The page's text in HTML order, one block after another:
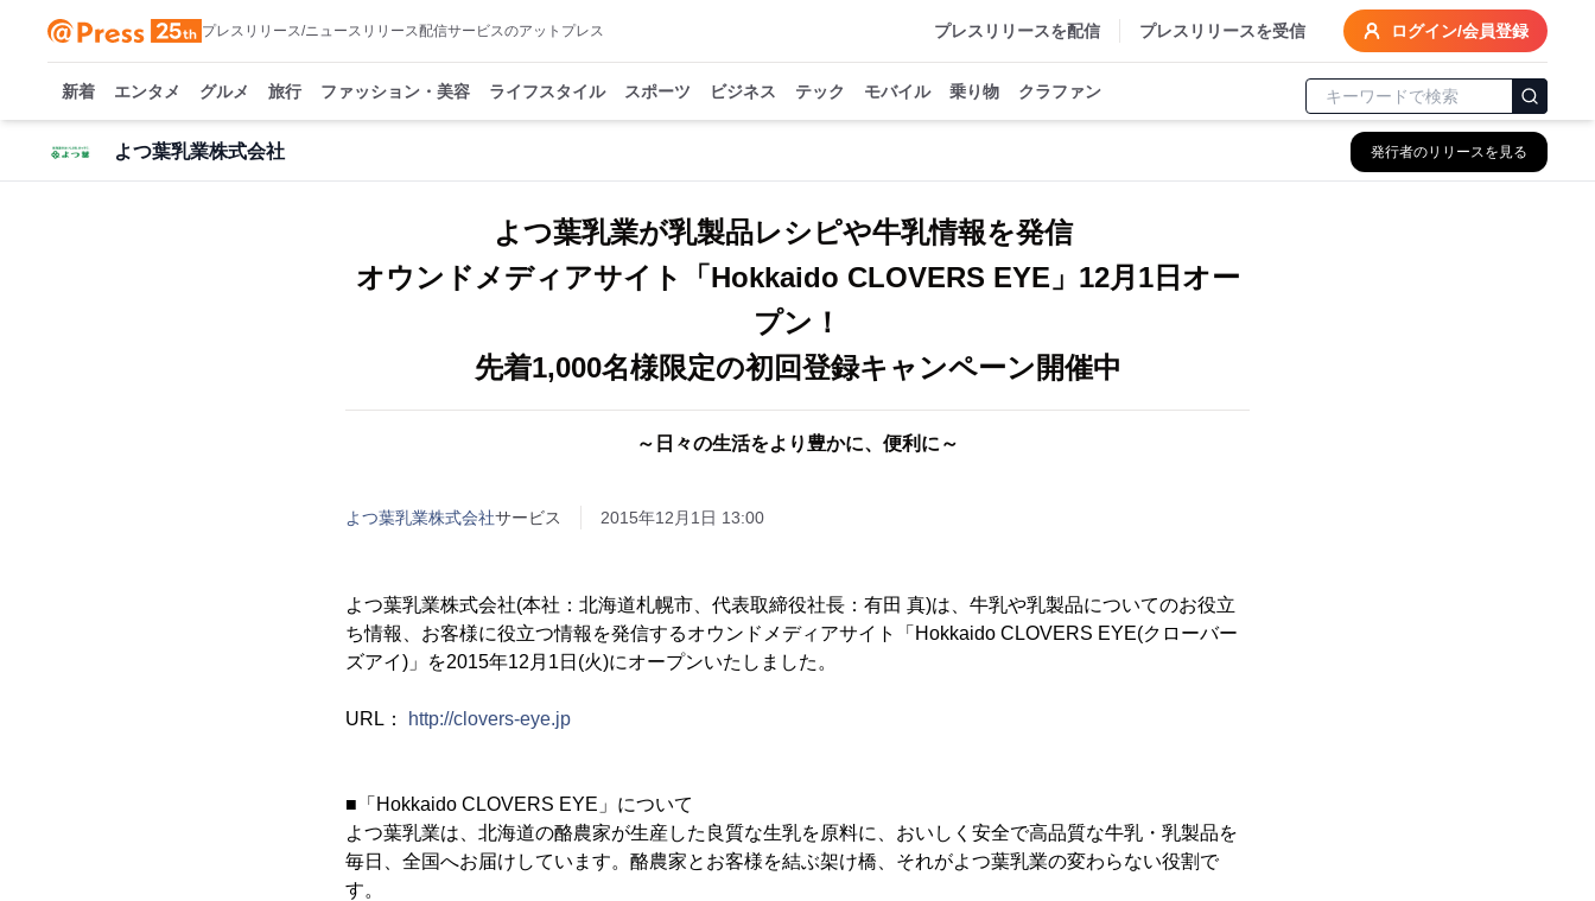
プレスリリース/ニュースリリース配信サービスのアットプレス プレスリリースを配信 プレスリリースを受信 ログイン/会員登録
新着 エンタメ グルメ 旅行 ファッション・美容 ライフスタイル スポーツ ビジネス テック モバイル 乗り物 クラファン
よつ葉乳業株式会社 発行者のリリースを見る
よつ葉乳業が乳製品レシピや牛乳情報を発信
オウンドメディアサイト「Hokkaido CLOVERS EYE」12月1日オー
プン！
先着1,000名様限定の初回登録キャンペーン開催中
～日々の生活をより豊かに、便利に～
よつ葉乳業株式会社サービス 2015年12月1日 13:00
よつ葉乳業株式会社(本社：北海道札幌市、代表取締役社長：有田 真)は、牛乳や乳製品についてのお役立
ち情報、お客様に役立つ情報を発信するオウンドメディアサイト「Hokkaido CLOVERS EYE(クローバー
ズアイ)」を2015年12月1日(火)にオープンいたしました。
URL： http://clovers-eye.jp
■「Hokkaido CLOVERS EYE」について
よつ葉乳業は、北海道の酪農家が生産した良質な生乳を原料に、おいしく安全で高品質な牛乳・乳製品を
毎日、全国へお届けしています。酪農家とお客様を結ぶ架け橋、それがよつ葉乳業の変わらない役割で
す。